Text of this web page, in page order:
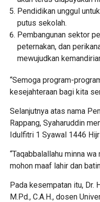
Pendidikan unggul
putus sekolah.
Pembangunan sektor
peternakan, dan
mewujudkan
“Semoga program-
kesejahteraan bagi kita
Selanjutnya atas nama
Rappang, Syaharuddin
Idulfitri 1 Syawal 1446
“Taqabbalallahu minna
mohon maaf lahir dan
Pada kesempatan itu, Dr.
M.Pd., C.A.H., dosen